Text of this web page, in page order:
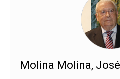
Molina Molina, José